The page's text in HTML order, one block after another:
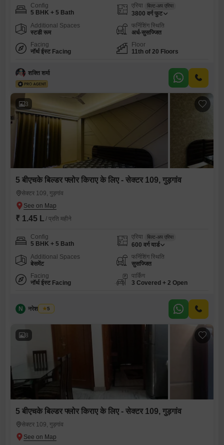
Config
5 BHK + 5 Bath
एरिया बिल्ट-अप एरिया
3800 वर्ग फुट
Additional Spaces
स्टडी रूम
फर्निशिंग स्थिति
अर्ध-सुसज्जित
Facing
नॉर्थ ईस्ट Facing
Floor
11th of 20 Floors
शक्ति शर्मा
3
5 बीएचके बिल्डर फ्लोर किराए के लिए - सेक्टर 109, गुड़गांव
सेक्टर 109, गुड़गांव
₹ 1.45 L / प्रति महीने
Config
5 BHK + 5 Bath
एरिया बिल्ट-अप एरिया
600 वर्ग यार्ड
Additional Spaces
बेसमेंट
फर्निशिंग स्थिति
सुसज्जित
Facing
नॉर्थ ईस्ट Facing
पार्किंग
3 Covered + 2 Open
N नरेश देवरानी
5
8
5 बीएचके बिल्डर फ्लोर किराए के लिए - सेक्टर 109, गुड़गांव
सेक्टर 109, गुड़गांव